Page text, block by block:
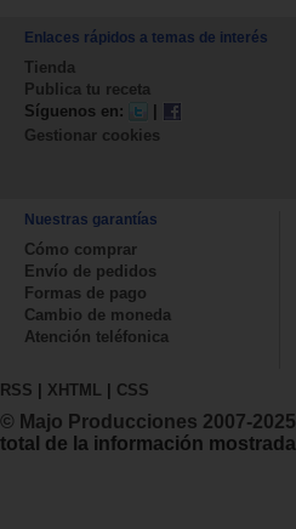
Enlaces rápidos a temas de interés
Tienda
Publica tu receta
Síguenos en:
|
Gestionar cookies
Nuestras garantías
Cómo comprar
Envío de pedidos
Formas de pago
Cambio de moneda
Atención teléfonica
RSS | XHTML | CSS
© Majo Producciones 2007-2025
total de la información mostrada